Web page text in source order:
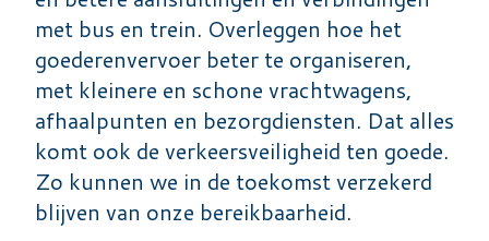
met bus en trein. Overleggen hoe het
goederenvervoer beter te organiseren,
met kleinere en schone vrachtwagens,
afhaalpunten en bezorgdiensten. Dat alles
komt ook de verkeersveiligheid ten goede.
Zo kunnen we in de toekomst verzekerd
blijven van onze bereikbaarheid.